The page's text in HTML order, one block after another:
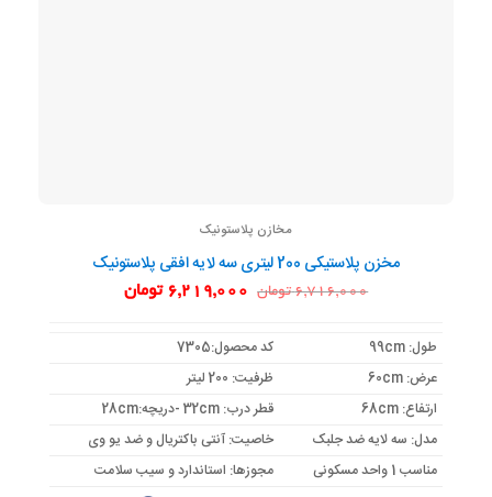
مخازن پلاستونیک
مخزن پلاستیکی 200 لیتری سه لایه افقی پلاستونیک
6,716,000 تومان قیمت
اصلی:
بود.
6,219,000 تومانقیمت
طول: 99cm
کد محصول:7305
عرض: 60cm
ظرفیت: 200 لیتر
ارتفاع: 68cm
قطر درب: 32cm -دریچه:28cm
مدل: سه لایه ضد جلبک
خاصیت: آنتی باکتریال و ضد یو وی
مناسب 1 واحد مسکونی
مجوزها: استاندارد و سیب سلامت